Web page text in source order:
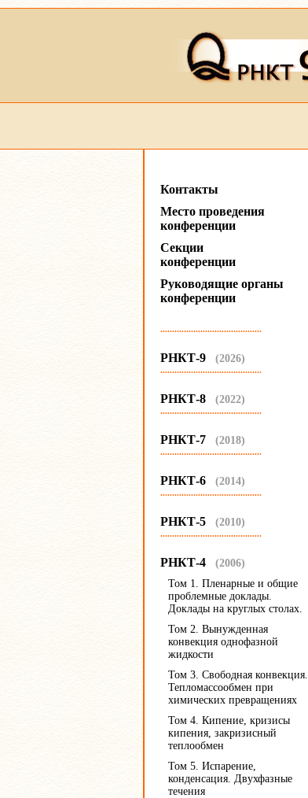
Контакты
Место проведения
конференции
Секции
конференции
Руководящие органы
конференции
...........................................
РНКТ-9 (2026)
...........................................
РНКТ-8 (2022)
...........................................
РНКТ-7 (2018)
...........................................
РНКТ-6 (2014)
...........................................
РНКТ-5 (2010)
...........................................
РНКТ-4 (2006)
Том 1. Пленарные и общие
проблемные доклады.
Доклады на круглых столах.
Том 2. Вынужденная
конвекция однофазной
жидкости
Том 3. Свободная конвекция.
Тепломассообмен при
химических превращениях
Том 4. Кипение, кризисы
кипения, закризисный
теплообмен
Том 5. Испарение,
конденсация. Двухфазные
течения